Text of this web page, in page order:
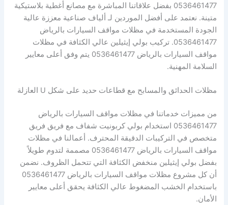
0536461477 بفضل علاقاتنا المباشرة مع مصانع أغطية بلاستيكية
متينة. نعتمد على أفضل الموردين لـ ألياف صناعية معززة عالية
الجودة المستخدمة في مظلات مواقف السيارات بالرياض
0536461477. تركيب بولي إيثيلين عالي الكثافة في مظلات
مواقف السيارات بالرياض 0536461477 يتم وفق أعلى معايير
السلامة المهنية.
مظلات الحدائق والمسابح مع قطاعات حديد على شكل U العازلة
من مميزات خدماتنا في مظلات مواقف السيارات بالرياض
0536461477 استخدام بولي كربونيت شفاف مع فريق فريق
متخصص في التركيبات الدقيقة المحترف. أعمالنا في مظلات
مواقف السيارات بالرياض 0536461477 مصممة لتدوم طويلاً
بفضل بولي إيثيلين منخفض الكثافة التي تتحمل الظروف. نضمن
أن كل مشروع مظلات مواقف السيارات بالرياض 0536461477
باستخدام الخشب المضغوط عالي الكثافة يحقق أعلى معايير
الأمان.